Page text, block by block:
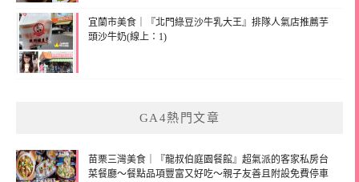
宜蘭市美食｜『北門綠豆沙牛乳大王』排隊人氣店推薦芋
頭沙牛奶(線上：1)
GA4熱門文章
苗栗三灣美食｜『龍叔伯庭園餐館』超氣派的客家私房台
菜餐廳～餐點品項豐富又好吃～親子友善且附設免費停車